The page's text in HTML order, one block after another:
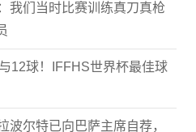
我们当时比赛训练真刀真枪
12球！IFFHS世界杯最佳球
波尔特已向巴萨主席自荐，